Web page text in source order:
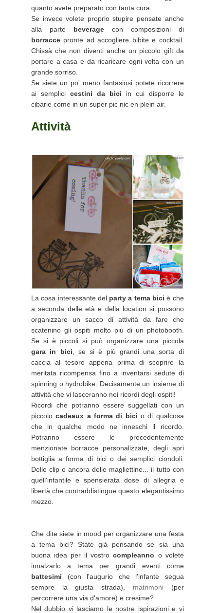
quanto avete preparato con tanta cura.
Se invece volete proprio stupire pensate anche
alla parte beveragecon composizioni di
borracce pronte ad accogliere bibite e cocktail.
Chissà che non diventi anche un piccolo gift da
portare a casa e da ricaricare ogni volta con un
grande sorriso.
Se siete un po' meno fantasiosi potete ricorrere
ai semplici cestini da bici in cui disporre le
cibarie come in un super pic nic en plein air.
Attività
La cosa interessante del party a tema biciè che
a seconda delle età e della location si possono
organizzare un sacco di attività da fare che
scatenino gli ospiti molto più di un photobooth.
Se si è piccoli si può organizzare una piccola
gara in bici , se si è più grandi una sorta di
caccia al tesoro appena prima di scoprire la
meritata ricompensa fino a inventarsi sedute di
spinning o hydrobike. Decisamente un insieme di
attività che vi lasceranno nei ricordi degli ospiti!
Ricordi che potranno essere suggellati con un
piccolocadeaux a forma di bici o di qualcosa
che in qualche modo ne inneschi il ricordo.
Potranno essere le precedentemente
menzionate borracce personalizzate, degli apri
bottiglia a forma di bici o dei semplici ciondoli.
Delle clip o ancora delle magliettine... il tutto con
quell'infantile e spensierata dose di allegria e
libertà che contraddistingue questo elegantissimo
mezzo.
Che dite siete in mood per organizzare una festa
a tema bici? State già pensando se sia una
buona idea per il vostro compleanno o volete
innalzarlo a tema per grandi eventi come
battesimi (con l'augurio che l'infante segua
sempre la giusta strada),
matrimoni
(per
percorrere una via d'amore) e cresime?
Nel dubbio vi lasciamo le nostre ispirazioni e vi